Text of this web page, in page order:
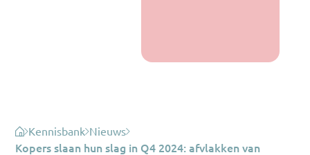
Kennisbank Nieuws
Kopers slaan hun slag in Q4 2024: afvlakken van